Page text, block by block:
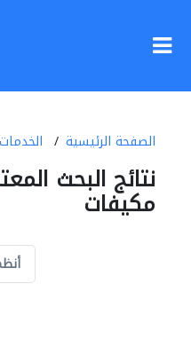
الصفحة الرئيسية الخدمات
نتائج البحث
مكيفات